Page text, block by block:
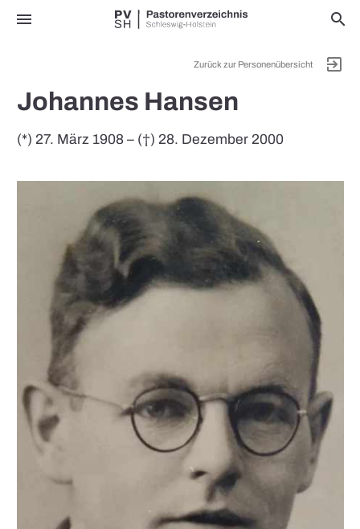
menu search
Zurück zur Personenübersicht exit_to_app
Johannes Hansen
(*) 27. März 1908 – (†) 28. Dezember 2000